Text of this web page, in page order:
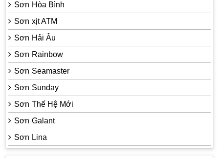
Sơn Hòa Bình
Sơn xịt ATM
Sơn Hải Âu
Sơn Rainbow
Sơn Seamaster
Sơn Sunday
Sơn Thế Hệ Mới
Sơn Galant
Sơn Lina